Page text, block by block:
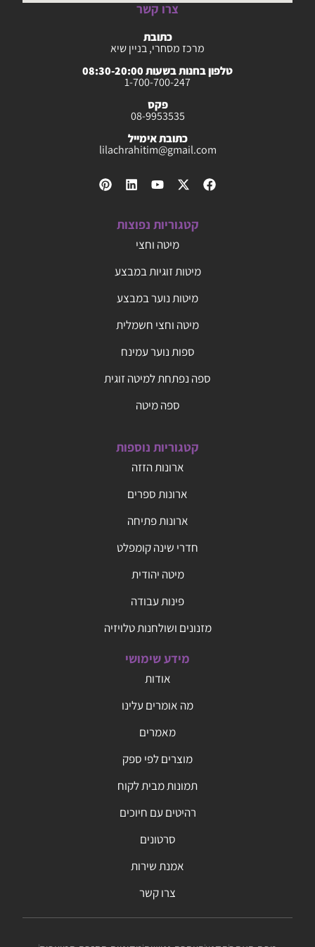
צרו קשר
כתובת
מרכז מסחרי, בניין שיא
טלפון בחנות בשעות 08:30-20:00
1-700-700-247
פקס
08-9953535
כתובת אימייל
lilachrahitim@gmail.com
קטגוריות נפוצות
מיטה וחצי
מיטות זוגיות במבצע
מיטות נוער במבצע
מיטה וחצי חשמלית
ספות נוער עמינח
ספה נפתחת למיטה זוגית
ספה מיטה
קטגוריות נוספות
ארונות הזזה
ארונות ספרים
ארונות פתיחה
חדרי שינה קומפלט
מיטה יהודית
פינות עבודה
מזנונים ושולחנות טלויזיה
מידע שימושי
אודות
מה אומרים עלינו
מאמרים
מוצרים לפי ספק
תמונות מבית לקוח
רהיטים עם חיוכים
סרטונים
אמנת שירות
צרו קשר